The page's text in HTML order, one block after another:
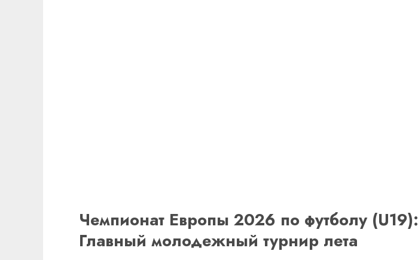
Чемпионат Европы 2026 по футболу (U19):
Главный молодежный турнир лета